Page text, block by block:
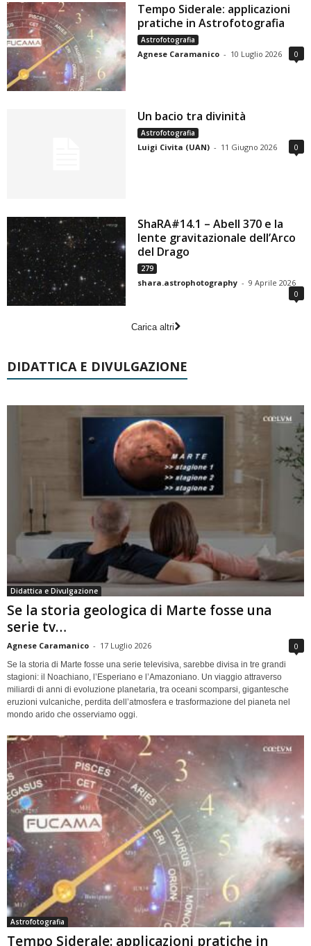
Tempo Siderale: applicazioni
pratiche in Astrofotografia
Astrofotografia
Agnese Caramanico - 10 Luglio 2026 0
Un bacio tra divinità
Astrofotografia
Luigi Civita (UAN) - 11 Giugno 2026 0
ShaRA#14.1 – Abell 370 e la
lente gravitazionale dell’Arco
del Drago
279
shara.astrophotography - 9 Aprile 2026
0
Carica altri
DIDATTICA E DIVULGAZIONE
Didattica e Divulgazione
Se la storia geologica di Marte fosse una
serie tv…
Agnese Caramanico - 17 Luglio 2026 0
Se la storia di Marte fosse una serie televisiva, sarebbe divisa in tre grandi
stagioni: il Noachiano, l’Esperiano e l’Amazoniano. Un viaggio attraverso
miliardi di anni di evoluzione planetaria, tra oceani scomparsi, gigantesche
eruzioni vulcaniche, perdita dell’atmosfera e trasformazione del pianeta nel
mondo arido che osserviamo oggi.
Astrofotografia
Tempo Siderale: applicazioni pratiche in